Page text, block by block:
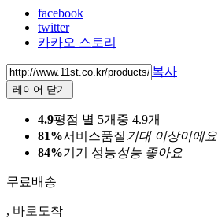
facebook
twitter
카카오 스토리
복사
레이어 닫기
4.9평점 별 5개중 4.9개
81%서비스품질기대 이상이에요
84%기기 성능성능 좋아요
무료배송
, 바로도착